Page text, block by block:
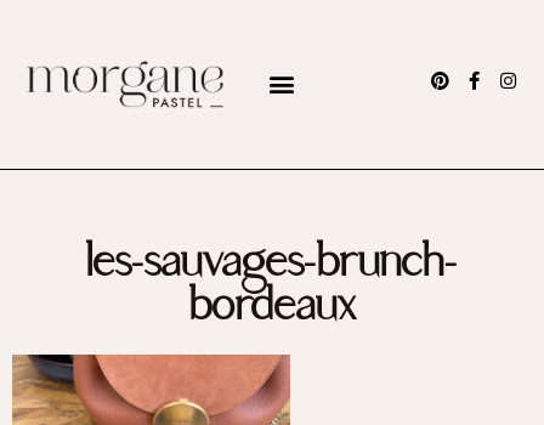
les-sauvages-brunch-
bordeaux